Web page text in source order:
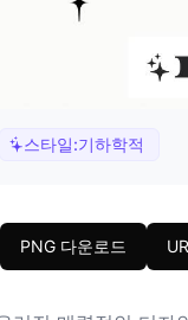
스타일:기하학적
PNG 다운로드